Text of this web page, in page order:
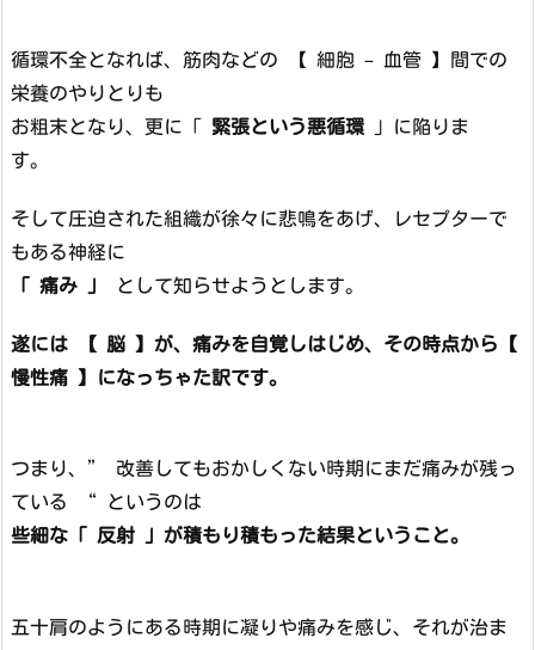
循環不全となれば、筋肉などの 【 細胞 – 血管 】間での
栄養のやりとりも
お粗末となり、更に「 緊張という悪循環 」に陥りま
す。
そして圧迫された組織が徐々に悲鳴をあげ、レセプターで
もある神経に
「 痛み 」
として知らせようとします。
遂には 【 脳 】が、痛みを自覚しはじめ、その時点から【
慢性痛 】になっちゃた訳です。
つまり、” 改善してもおかしくない時期にまだ痛みが残っ
ている “ というのは
些細な「 反射 」が積もり積もった結果ということ。
五十肩のようにある時期に凝りや痛みを感じ、それが治ま